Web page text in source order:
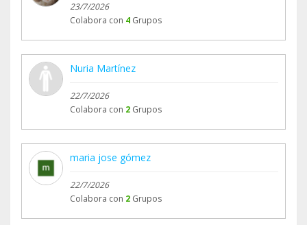
23/7/2026
Colabora con 4 Grupos
Nuria Martínez
22/7/2026
Colabora con 2 Grupos
maria jose gómez
22/7/2026
Colabora con 2 Grupos